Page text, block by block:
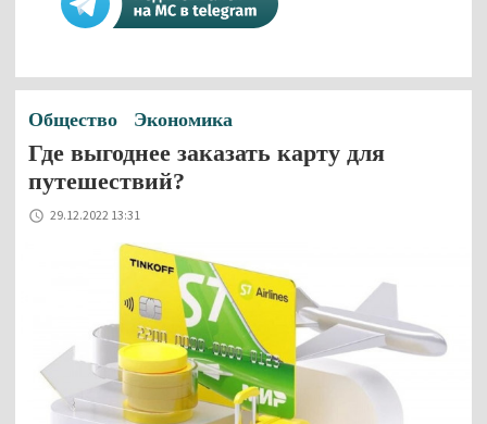
Общество Экономика
Где выгоднее заказать карту для
путешествий?
29.12.2022 13:31